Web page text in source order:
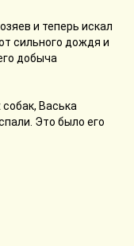
и теперь искал
сильного дождя и
добыча
Васька
Это было его